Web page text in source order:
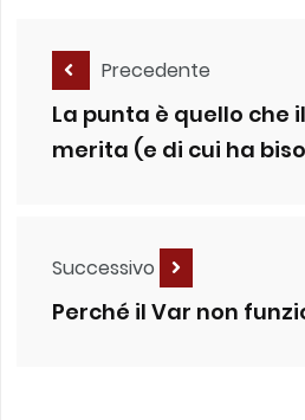
Precedente
La punta è quello che
merita (e di cui ha
Successivo
Perché il Var non